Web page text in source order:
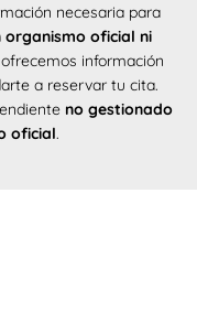
necesaria para
organismo oficial ni
información
a reservar tu cita.
no gestionado
oficial.